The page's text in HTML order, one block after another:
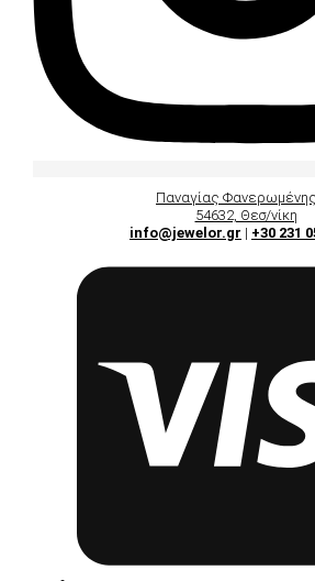
Παναγίας
54632, Θεσ/νίκη
info@jewelor.gr | +30 231